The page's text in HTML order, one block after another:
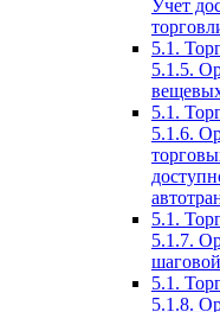
Учет
5.1.
5.1.5.
5.1.
5.1.6.
5.1.
5.1.7.
5.1.
5.1.8.